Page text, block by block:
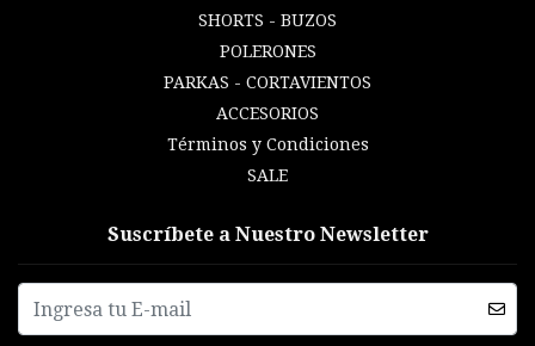
SHORTS - BUZOS
POLERONES
PARKAS - CORTAVIENTOS
ACCESORIOS
Términos y Condiciones
SALE
Suscríbete a Nuestro Newsletter